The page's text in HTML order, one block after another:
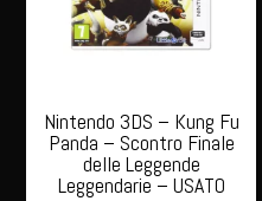
Nintendo 3DS – Kung Fu
Panda – Scontro Finale
delle Leggende
Leggendarie – USATO